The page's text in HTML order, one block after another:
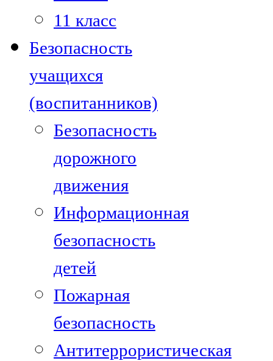
11 класс
Безопасность
учащихся
(воспитанников)
Безопасность
дорожного
движения
Информационная
безопасность
детей
Пожарная
безопасность
Антитеррористическая